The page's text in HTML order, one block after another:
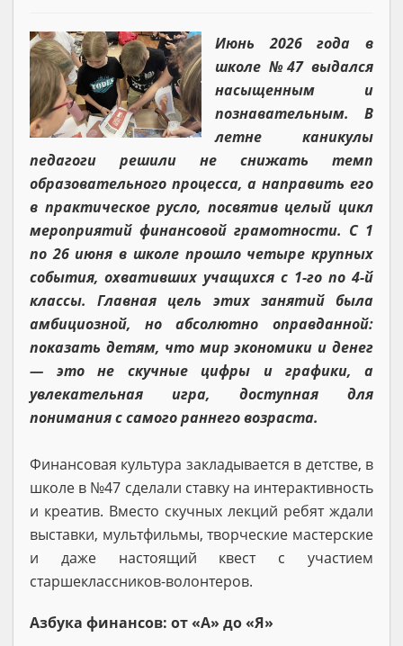
Июнь 2026 года в
школе №47 выдался
насыщенным и
познавательным. В
летне каникулы
педагоги решили не снижать темп
образовательного процесса, а направить его
в практическое русло, посвятив целый цикл
мероприятий финансовой грамотности. С 1
по 26 июня в школе прошло четыре крупных
события, охвативших учащихся с 1-го по 4-й
классы. Главная цель этих занятий была
амбициозной, но абсолютно оправданной:
показать детям, что мир экономики и денег
— это не скучные цифры и графики, а
увлекательная игра, доступная для
понимания с самого раннего возраста.
Финансовая культура закладывается в детстве, в
школе в №47 сделали ставку на интерактивность
и креатив. Вместо скучных лекций ребят ждали
выставки, мультфильмы, творческие мастерские
и даже настоящий квест с участием
старшеклассников-волонтеров.
Азбука финансов: от «А» до «Я»